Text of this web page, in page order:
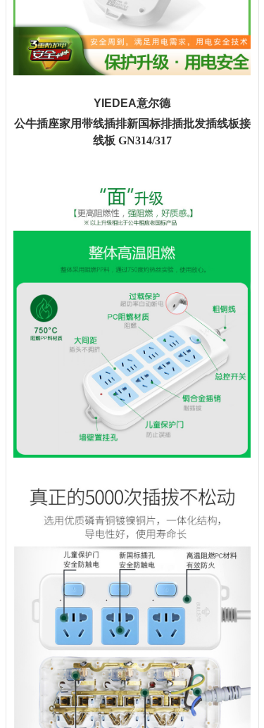
YIEDEA意尔德
公牛插座家用带线插排新国标排插批发插线板接
线板 GN314/317